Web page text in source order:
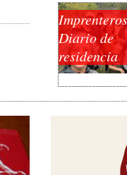
Diario de
residencia